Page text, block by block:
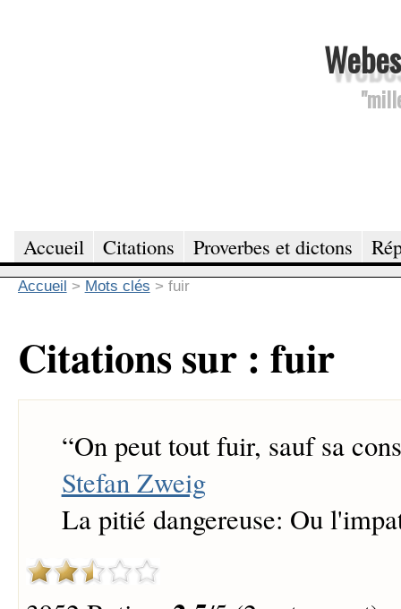
Accueil Citations Proverbes et dictons
Accueil > Mots clés > fuir
Citations sur : fuir
“On peut tout fuir, sauf sa
Stefan Zweig
La pitié dangereuse: Ou